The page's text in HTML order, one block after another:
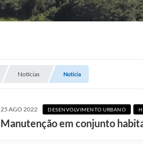
Notícias Notícia
25 AGO 2022 DESENVOLVIMENTO URBANO
Manutenção em conjunto